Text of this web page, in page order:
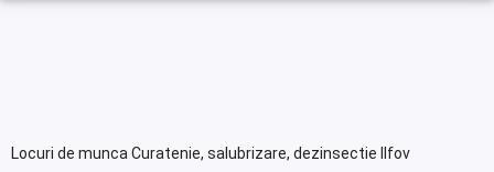
Locuri de munca Curatenie, salubrizare, dezinsectie Ilfov